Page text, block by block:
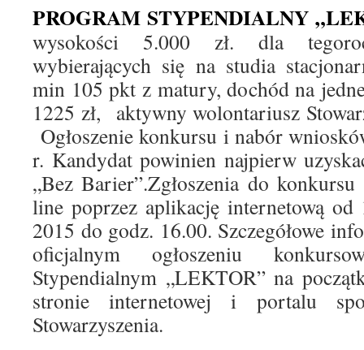
PROGRAM STYPENDIALNY
wysokości 5.000 zł. dla
wybierających się na studia
min 105 pkt z matury, dochód na
1225 zł, aktywny wolontariusz
Ogłoszenie konkursu i nabór
r. Kandydat powinien najpierw
„Bez Barier”.Zgłoszenia do
line poprzez aplikację internetową
2015 do godz. 16.00. Szczegółowe
oficjalnym ogłoszeniu
Stypendialnym „LEKTOR” na
stronie internetowej i portalu
Stowarzyszenia.